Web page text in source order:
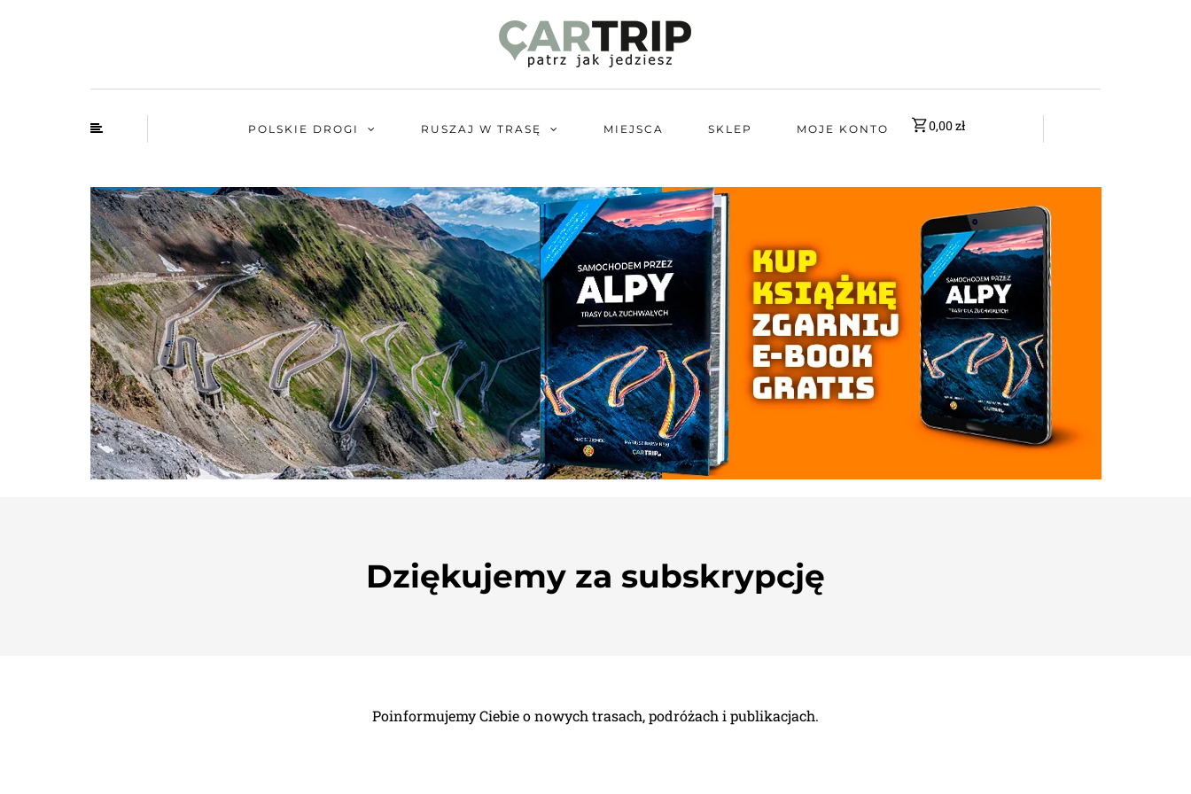
POLSKIE DROGI RUSZAJ W TRASĘ MIEJSCA SKLEP MOJE KONTO 0,00zł
Dziękujemy za subskrypcję
Poinformujemy Ciebie o nowych trasach, podróżach i publikacjach.